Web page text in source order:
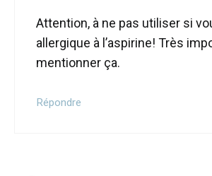
Attention, à ne pas utiliser si
allergique à l’aspirine! Très
mentionner ça.
Répondre